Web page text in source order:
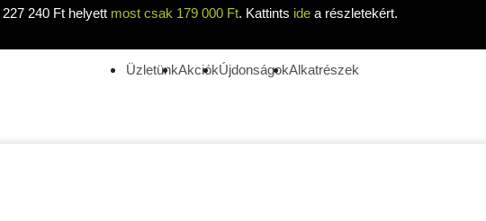
227 240 Ft helyett most csak 179 000 Ft. Kattints ide a részletekért.
ÜzletünkAkciókÚjdonságokAlkatrészek